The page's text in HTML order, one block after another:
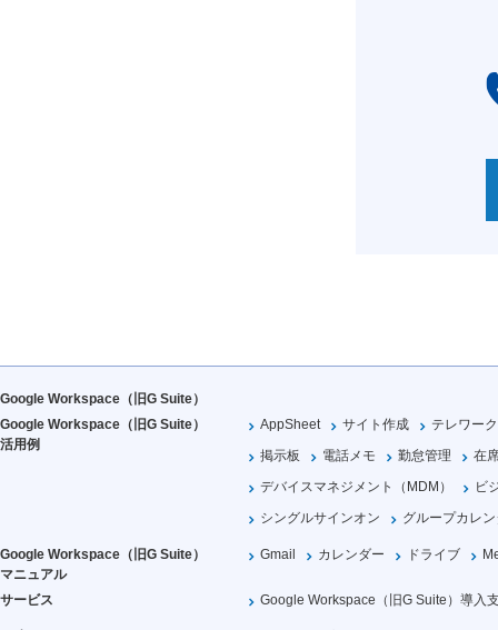
Google Workspace（旧G Suite）
Google Workspace（旧G Suite）
活用例
AppSheet サイト作成
テレワーク
掲示板
電話メモ 勤怠管理
在
デバイスマネジメント（MDM）
ビ
シングルサインオン
グループカレ
Google Workspace（旧G Suite）
マニュアル
Gmail カレンダー ドライブ
サービス Google Workspace（旧G Suite）導入